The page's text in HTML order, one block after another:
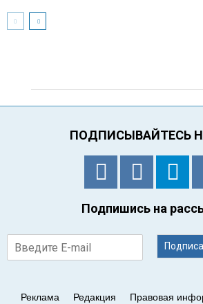
ПОДПИСЫВАЙТЕСЬ
Подпишись на
Реклама Редакция Правовая